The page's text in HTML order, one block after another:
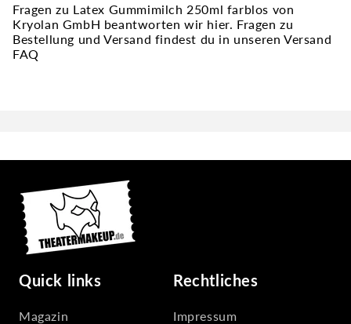
Fragen zu Latex Gummimilch 250ml farblos von
Kryolan GmbH beantworten wir hier. Fragen zu
Bestellung und Versand findest du in unseren Versand
FAQ
Quick links
Magazin
Rechtliches
Impressum